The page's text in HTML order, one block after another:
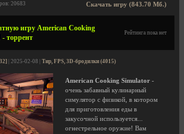
Скачать игру (843.70 Мб.)
20683
игру American Cooking
- торрент
Рейтинга пока нет
| 2025-02-08 | Тир, FPS, 3D-бродилки (4015)
American Cooking Simulator -
очень забавный кулинарный
симулятор с физикой, в котором
для приготовления еды в
закусочной используется...
огнестрельное оружие! Вам